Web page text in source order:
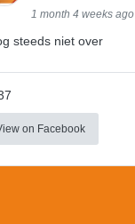
1 month 4 weeks ago
steeds niet over
on Facebook